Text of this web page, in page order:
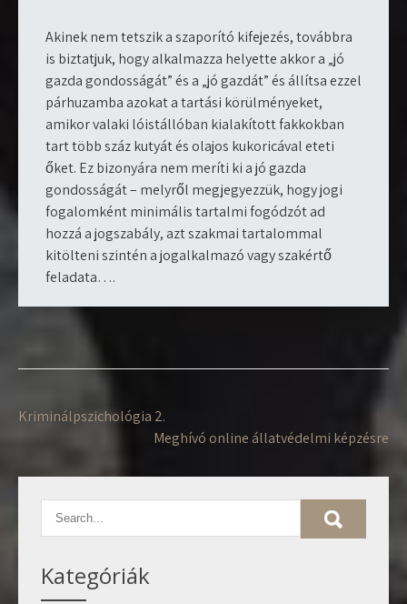
Akinek nem tetszik a szaporító kifejezés, továbbra
is biztatjuk, hogy alkalmazza helyette akkor a „jó
gazda gondosságát” és a „jó gazdát” és állítsa ezzel
párhuzamba azokat a tartási körülményeket,
amikor valaki lóistállóban kialakított fakkokban
tart több száz kutyát és olajos kukoricával eteti
őket. Ez bizonyára nem meríti ki a jó gazda
gondosságát – melyről megjegyezzük, hogy jogi
fogalomként minimális tartalmi fogódzót ad
hozzá a jogszabály, azt szakmai tartalommal
kitölteni szintén a jogalkalmazó vagy szakértő
feladata….
Bejegyzés
navigáció
Kriminálpszichológia 2.
Meghívó online állatvédelmi képzésre
Kategóriák